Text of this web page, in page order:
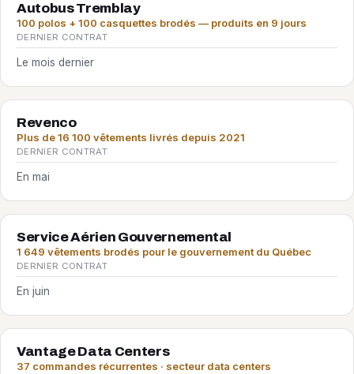
Autobus Tremblay
100 polos + 100 casquettes brodés — produits en 9 jours
DERNIER CONTRAT
Le mois dernier
Revenco
Plus de 16 100 vêtements livrés depuis 2021
DERNIER CONTRAT
En mai
Service Aérien Gouvernemental
1 649 vêtements brodés pour le gouvernement du Québec
DERNIER CONTRAT
En juin
Vantage Data Centers
37 commandes récurrentes · secteur data centers